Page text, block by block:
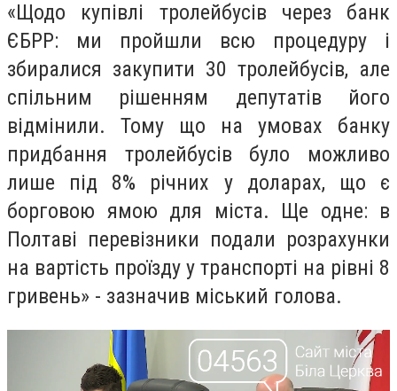
«Щодо купівлі тролейбусів через банк
ЄБРР: ми пройшли всю процедуру і
збиралися закупити 30 тролейбусів, але
спільним рішенням депутатів його
відмінили. Тому що на умовах банку
придбання тролейбусів було можливо
лише під 8% річних у доларах, що є
борговою ямою для міста. Ще одне: в
Полтаві перевізники подали розрахунки
на вартість проїзду у транспорті на рівні 8
гривень» - зазначив міський голова.